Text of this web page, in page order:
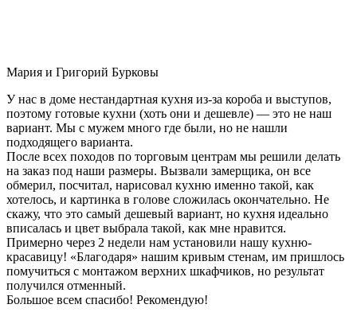
Мария и Григорий Бурковы
У нас в доме нестандартная кухня из-за короба и выступов,
поэтому готовые кухни (хоть они и дешевле) — это не наш
вариант. Мы с мужем много где были, но не нашли
подходящего варианта.
После всех походов по торговым центрам мы решили делать
на заказ под наши размеры. Вызвали замерщика, он все
обмерил, посчитал, нарисовал кухню именно такой, как
хотелось, и картинка в голове сложилась окончательно. Не
скажу, что это самый дешевый вариант, но кухня идеально
вписалась и цвет выбрала такой, как мне нравится.
Примерно через 2 недели нам установили нашу кухню-
красавицу! «Благодаря» нашим кривым стенам, им пришлось
помучиться с монтажом верхних шкафчиков, но результат
получился отменный.
Большое всем спасибо! Рекомендую!